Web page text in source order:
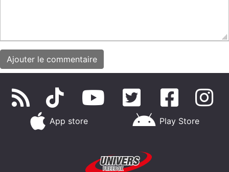
App store Play Store